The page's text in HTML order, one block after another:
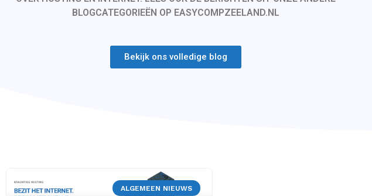
BLOGCATEGORIEËN OP EASYCOMPZEELAND.NL
Bekijk ons volledige blog
ALGEMEEN NIEUWS